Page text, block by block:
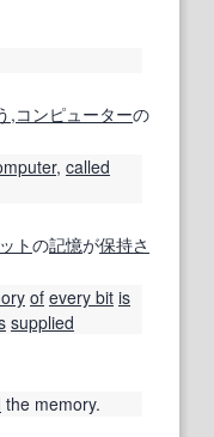
,コンピューターの
, called
トの記憶が保持さ
of every bit is
supplied
the memory.